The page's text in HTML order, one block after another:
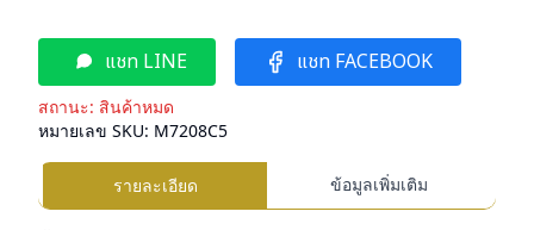
แชท LINE แชท FACEBOOK
สถานะ: สินค้าหมด
หมายเลข SKU: M7208C5
รายละเอียด ข้อมูลเพิ่มเติม